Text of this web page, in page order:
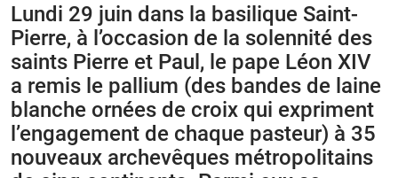
Lundi 29 juin dans la basilique Saint-
Pierre, à l’occasion de la solennité des
saints Pierre et Paul, le pape Léon XIV
a remis le pallium (des bandes de laine
blanche ornées de croix qui expriment
l’engagement de chaque pasteur) à 35
nouveaux archevêques métropolitains